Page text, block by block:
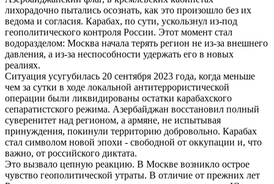
лихорадочно пытались осознать, как это произошло без их
ведома и согласия. Карабах, по сути, ускользнул из-под
геополитического контроля России. Этот момент стал
водоразделом: Москва начала терять регион не из-за внешнего
давления, а из-за неспособности удержать его в новых
реалиях.
Ситуация усугубилась 20 сентября 2023 года, когда меньше
чем за сутки в ходе локальной антитеррористической
операции были ликвидированы остатки карабахского
сепаратистского режима. Азербайджан восстановил полный
суверенитет над регионом, а армяне, не испытывая
принуждения, покинули территорию добровольно. Карабах
стал символом новой эпохи - свободной от оккупации и, что
важно, от российского диктата.
Это вызвало цепную реакцию. В Москве возникло острое
чувство геополитической утраты. В отличие от прежних лет